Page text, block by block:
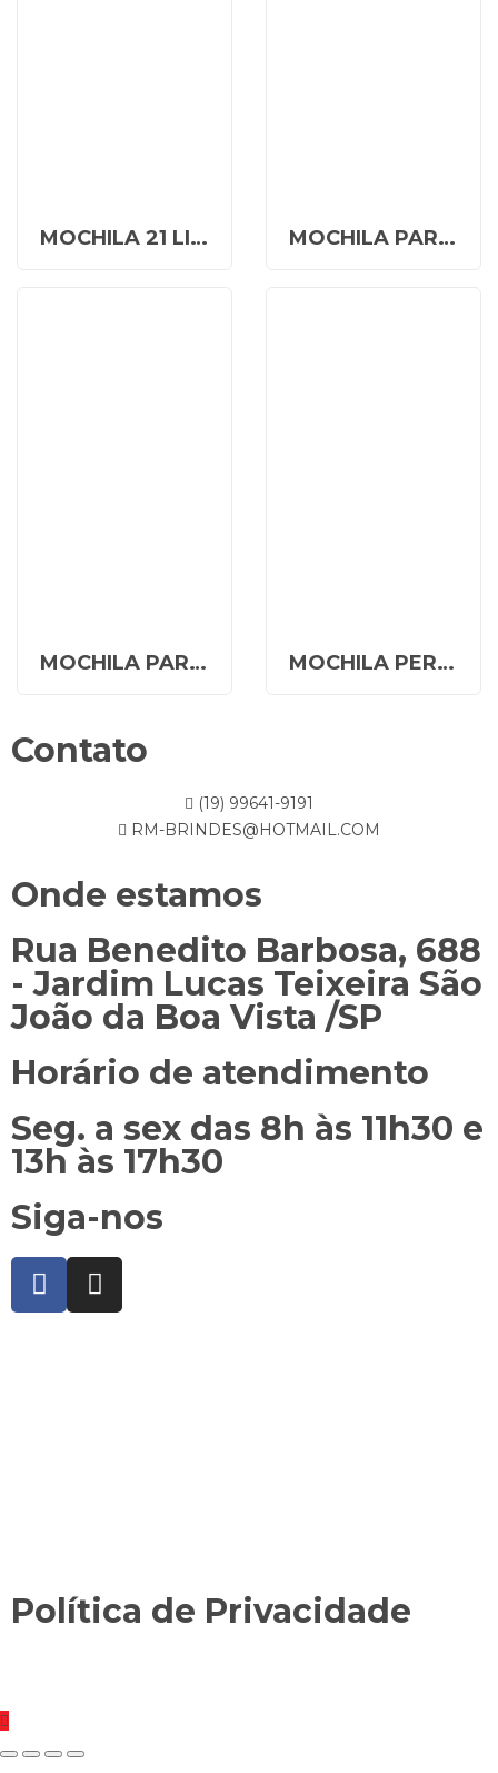
MOCHILA 21 LITROS PERSONALIZADA MOCHILA PARA NOTEBOOK PERSONALIZADA
MOCHILA PARA NOTEBOOK PERSONALIZADA 26l MOCHILA PERSONALIZADA MA 02301
Contato
(19) 99641-9191
RM-BRINDES@HOTMAIL.COM
Onde estamos
Rua Benedito Barbosa, 688
- Jardim Lucas Teixeira São
João da Boa Vista /SP
Horário de atendimento
Seg. a sex das 8h às 11h30 e
13h às 17h30
Siga-nos
Política de Privacidade